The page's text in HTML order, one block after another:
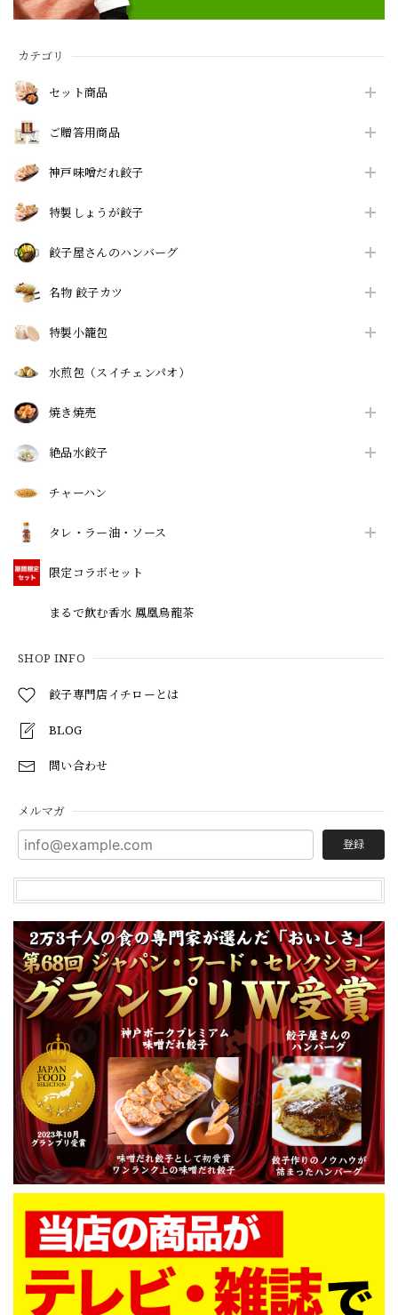
カテゴリ
セット商品
ご贈答用商品
神戸味噌だれ餃子
特製しょうが餃子
餃子屋さんのハンバーグ
名物 餃子カツ
特製小籠包
水煎包（スイチェンパオ）
焼き焼売
絶品水餃子
チャーハン
タレ・ラー油・ソース
限定コラボセット
まるで飲む香水 鳳凰烏龍茶
SHOP INFO
餃子専門店イチローとは
BLOG
問い合わせ
メルマガ
登録